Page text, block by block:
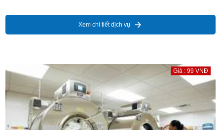
Xem chi tiết dịch vụ
Giá : 99 VNĐ